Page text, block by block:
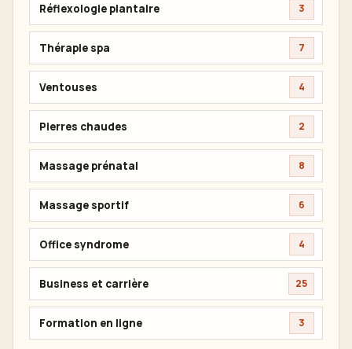
Réflexologie plantaire 3
Thérapie spa 7
Ventouses 4
Pierres chaudes 2
Massage prénatal 8
Massage sportif 6
Office syndrome 4
Business et carrière 25
Formation en ligne 3